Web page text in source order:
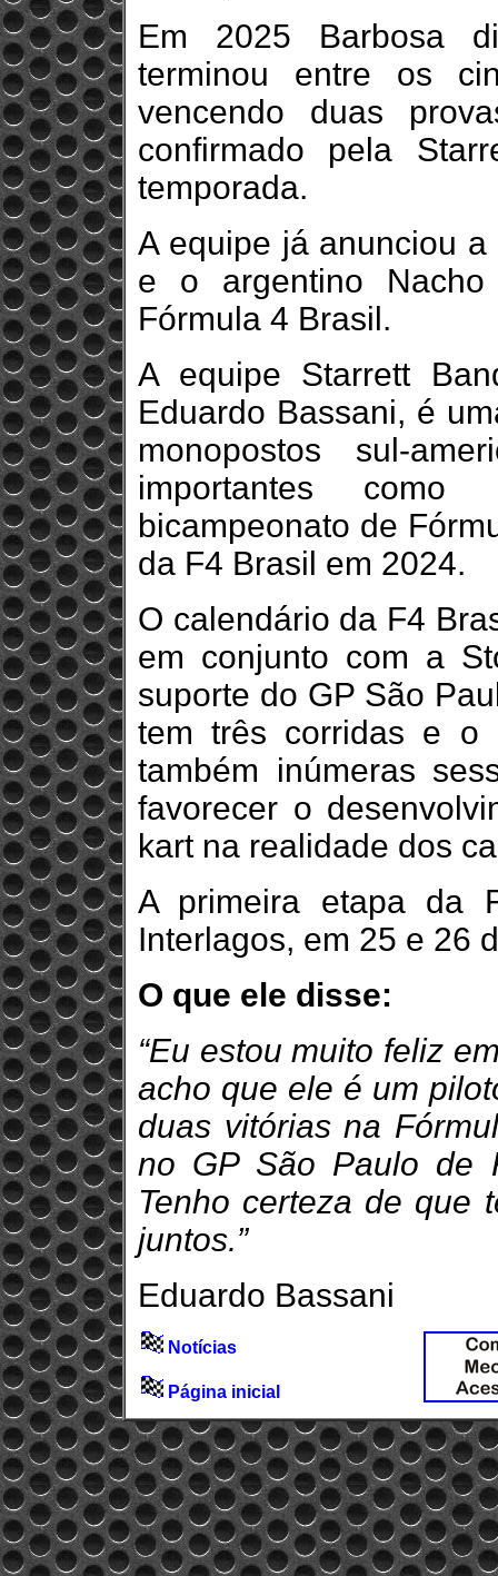
Em 2025 Barbosa
terminou entre os
vencendo duas
confirmado pela
temporada.
A equipe já anunciou
e o argentino
Fórmula 4 Brasil.
A equipe Starrett
Eduardo Bassani, é
monopostos sul-
importantes
bicampeonato de
da F4 Brasil em 2024.
O calendário da F4
em conjunto com a
suporte do GP São
tem três corridas e o
também inúmeras
favorecer o
kart na realidade dos
A primeira etapa da
Interlagos, em 25 e 26
O que ele disse:
“Eu estou muito feliz
acho que ele é um
duas vitórias na
no GP São Paulo de
Tenho certeza de que
juntos.”
Eduardo Bassani
Notícias
Página inicial